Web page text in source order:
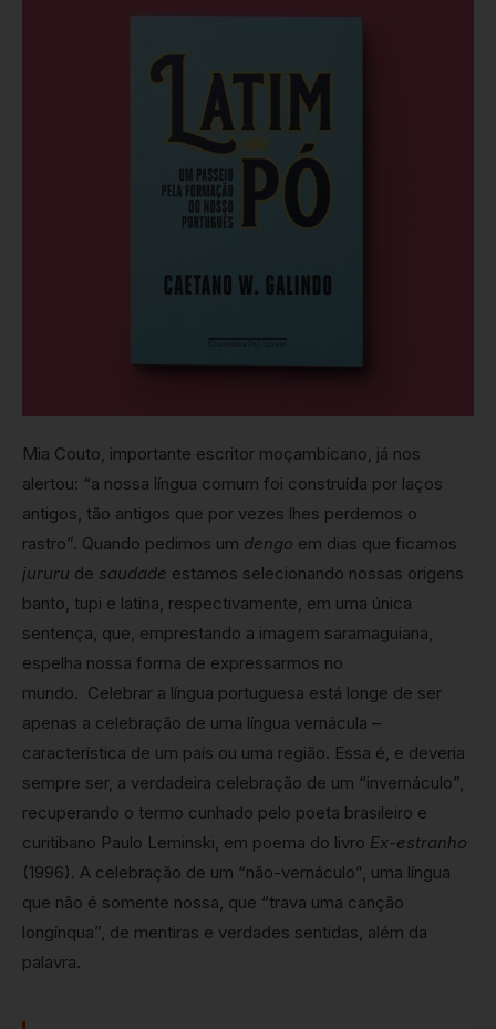
Mia Couto, importante escritor moçambicano, já nos
alertou: “a nossa língua comum foi construída por laços
antigos, tão antigos que por vezes lhes perdemos o
rastro”. Quando pedimos um dengo em dias que ficamos
jururu de saudade estamos selecionando nossas origens
banto, tupi e latina, respectivamente, em uma única
sentença, que, emprestando a imagem saramaguiana,
espelha nossa forma de expressarmos no
mundo. Celebrar a língua portuguesa está longe de ser
apenas a celebração de uma língua vernácula –
característica de um país ou uma região. Essa é, e deveria
sempre ser, a verdadeira celebração de um “invernáculo”,
recuperando o termo cunhado pelo poeta brasileiro e
curitibano Paulo Leminski, em poema do livro Ex-estranho
(1996). A celebração de um “não-vernáculo”, uma língua
que não é somente nossa, que “trava uma canção
longínqua”, de mentiras e verdades sentidas, além da
palavra.